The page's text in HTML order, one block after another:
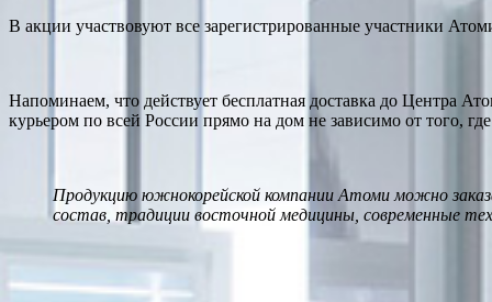
В акции участвовуют все зарегистрированные участники
Напоминаем, что действует бесплатная доставка до Центра
курьером по всей России прямо на дом не зависимо от того,
Продукцию южнокорейской компании Атоми можно
состав, традиции восточной медицины, современные